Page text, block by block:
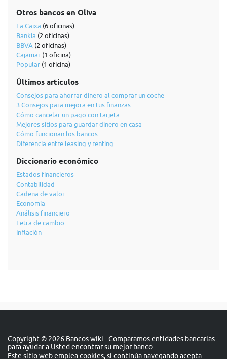
Otros bancos en Oliva
La Caixa (6 oficinas)
Bankia (2 oficinas)
BBVA (2 oficinas)
Cajamar (1 oficina)
Popular (1 oficina)
Últimos artículos
Consejos para ahorrar dinero al comprar un coche
3 Consejos para mejora en tus finanzas
Cómo cancelar un pago con tarjeta
Mejores sitios para guardar dinero en casa
Cómo funcionan los bancos
Diferencia entre leasing y renting
Diccionario económico
Estados financieros
Contabilidad
Cadena de valor
Economía
Análisis financiero
Letra de cambio
Inflación
Copyright © 2026 Bancos.wiki - Comparamos entidades bancarias
para ayudar a Usted encontrar su mejor banco.
Este sitio web emplea cookies, si continúa navegando acepta